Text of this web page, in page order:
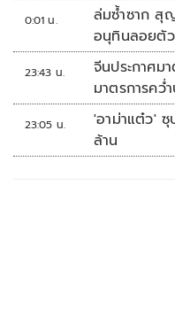
0:01 น.
ล่มซ้ำซาก สุญญาก
อนุทินลอยตัว
23:43 น.
จีนประกาศม
มาตรการคว่
23:05 น.
'อาม่าแต๋ว'
ล้าน